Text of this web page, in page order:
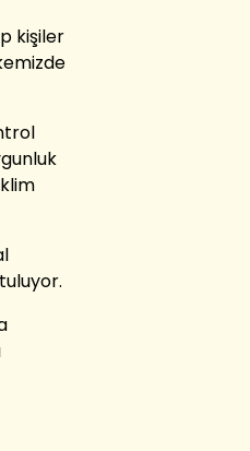
kişiler